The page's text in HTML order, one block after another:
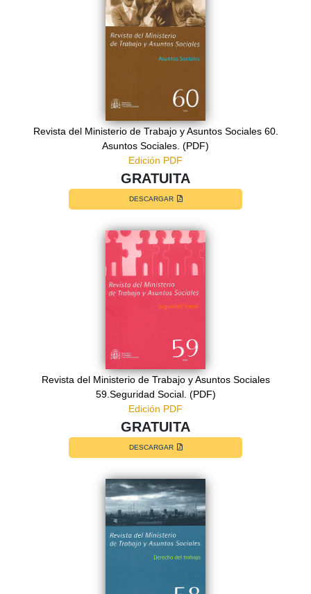
Revista del Ministerio de Trabajo y Asuntos Sociales 60.
Asuntos Sociales. (PDF)
Edición PDF
GRATUITA
DESCARGAR
Revista del Ministerio de Trabajo y Asuntos Sociales
59.Seguridad Social. (PDF)
Edición PDF
GRATUITA
DESCARGAR